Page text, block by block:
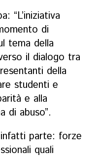
“L’iniziativa
di
tema della
il dialogo tra
della
studenti e
e alla
di abuso”.
infatti parte: forze
quali